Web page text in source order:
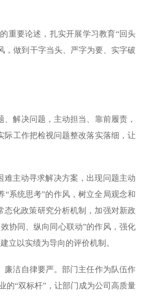
重要论述，扎实开展学习教育“回头
，做到干字当头、严字为要、实字破
解决问题，主动担当、靠前履责，
工作把检视问题整改落实落细，让
难主动寻求解决方案，出现问题主动
系统思考”的作风，树立全局观念和
态化政策研究分析机制，加强对新政
协同、纵向同心联动”的作风，强化
立以实绩为导向的评价机制。
廉洁自律要严。部门主任作为队伍作
的“双标杆”，让部门成为公司高质量